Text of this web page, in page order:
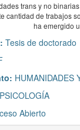
trans y no
cantidad de trabajos
ha emergido
Tesis de doctorado
HUMANIDADES
PSICOLOGÍA
Abierto